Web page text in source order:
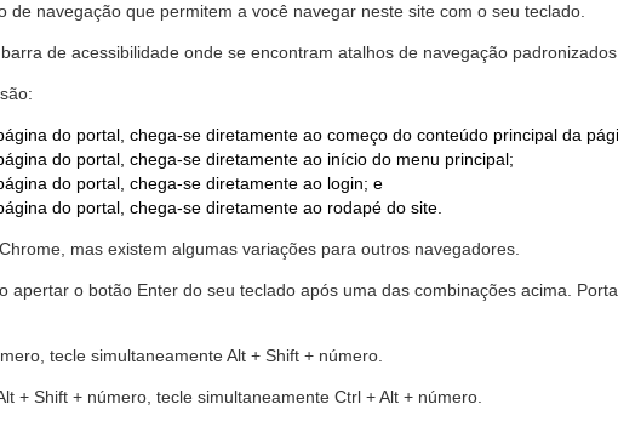
de navegação que permitem a você navegar neste site com o seu teclado.
de acessibilidade onde se encontram atalhos de navegação
do portal, chega-se diretamente ao começo do conteúdo principal da
do portal, chega-se diretamente ao início do menu principal;
do portal, chega-se diretamente ao login; e
do portal, chega-se diretamente ao rodapé do site.
mas existem algumas variações para outros navegadores.
apertar o botão Enter do seu teclado após uma das combinações acima.
tecle simultaneamente Alt + Shift + número.
+ Shift + número, tecle simultaneamente Ctrl + Alt + número.